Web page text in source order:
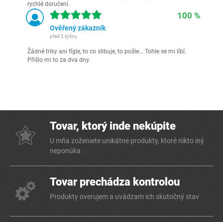
rychlé doručení.
100 %
Ověřený zákazník
před 2 týdny
Žádné triky ani fígle, to co slibuje, to pošle... Tohle se mi líbí.
Přišlo mi to za dva dny.
Tovar, ktorý inde nekúpite
U mňa zoženiete unikátne produkty, ktoré nikto iný
neponúka
Tovar prechádza kontrolou
Produkty overujem a uvádzam ich skutočný stav